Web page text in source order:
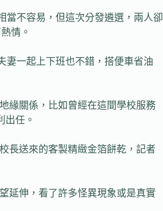
當不容易，但這次分發遴選，兩人卻
情。
妻一起上下班也不錯，搭便車省油
緣關係，比如曾經在這間學校服務
出任。
長送來的客製精緻金箔餅乾，記者
延伸，看了許多怪異現象或是真實